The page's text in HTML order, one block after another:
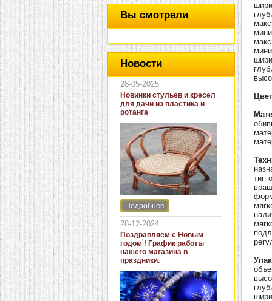
Вы смотрели
Новости
28-05-2025
Новинки стульев и кресел
для дачи из пластика и
ротанга
Интернет-магазин "Кровать
и диван" представляет
новинки стульев и кресел
для дачи. В ассортименте
представлены как
бюджетные модели из
пластика для дачи, так и
кресла для загородных
домов из натурального и
искусственного ротанга.
Подробнее
28-12-2024
Поздравляем с Новым
годом ! График работы
нашего магазина в
праздники.
тип